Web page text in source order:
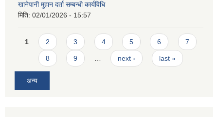
खानेपानी मुहान दर्ता सम्बन्धी कार्यविधि
मिति: 02/01/2026 - 15:57
Pages
1 2 3 4 5 6 7
8 9 next › last »
अन्य